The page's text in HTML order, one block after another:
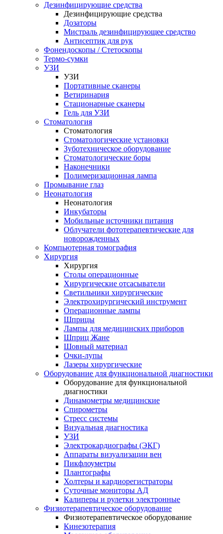
Дезинфицирующие средства
Дезинфицирующие средства
Дозаторы
Мистраль дезинфицирующее средство
Антисептик для рук
Фонендоскопы / Стетоскопы
Термо-сумки
УЗИ
УЗИ
Портативные сканеры
Ветиринария
Стационарные сканеры
Гель для УЗИ
Стоматология
Стоматология
Стоматологические установки
Зуботехническое оборудование
Стоматологические боры
Наконечники
Полимеризационная лампа
Промывание глаз
Неонатология
Неонатология
Инкубаторы
Мобильные источники питания
Облучатели фототерапевтические для
новорожденных
Компьютерная томография
Хирургия
Хирургия
Столы операционные
Хирургические отсасыватели
Светильники хирургические
Электрохирургический инструмент
Операционные лампы
Шприцы
Лампы для медицинских приборов
Шприц Жане
Шовный материал
Очки-лупы
Лазеры хирургические
Оборудование для функциональной диагностики
Оборудование для функциональной
диагностики
Динамометры медицинские
Спирометры
Стресс системы
Визуальная диагностика
УЗИ
Электрокардиографы (ЭКГ)
Аппараты визуализации вен
Пикфлоуметры
Плантографы
Холтеры и кардиорегистраторы
Суточные мониторы АД
Калиперы и рулетки электронные
Физиотерапевтическое оборудование
Физиотерапевтическое оборудование
Кинезотерапия